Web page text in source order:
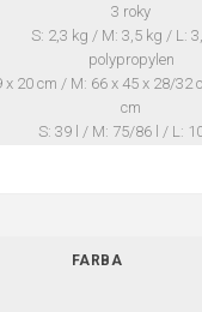
3 roky
S: 2,3 kg / M: 3,5 kg / L:
polypropylen
x 20 cm / M: 66 x 45 x 28/32
cm
S: 39 l / M: 75/86 l / L:
FARBA